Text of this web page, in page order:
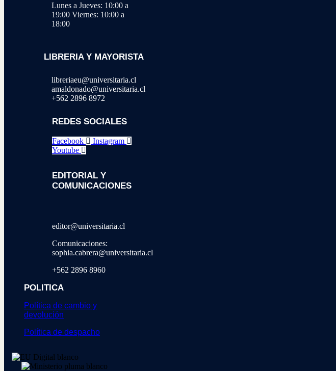
Lunes a Jueves: 10:00 a
19:00 Viernes: 10:00 a
18:00
LIBRERIA Y MAYORISTA
libreriaeu@universitaria.cl
amaldonado@universitaria.cl
+562 2896 8972
REDES SOCIALES
Facebook
Instagram
Youtube
EDITORIAL Y
COMUNICACIONES
editor@universitaria.cl
Comunicaciones:
sophia.cabrera@universitaria.cl
+562 2896 8960
POLITICA
Política de cambio y
devolución
Política de despacho